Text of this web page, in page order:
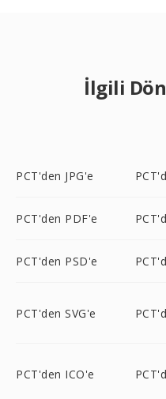
İlgili
PCT'den JPG'e
PCT'den PDF'e
PCT'den PSD'e
PCT'den SVG'e
PCT'den ICO'e